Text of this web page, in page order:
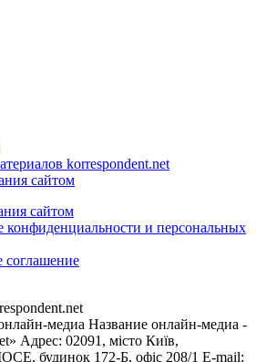
korrespondent.net
сайтом
сайтом
конфиденциальности и персональных
соглашение
медиа Название онлайн-медиа -
Адрес: 02091, місто Київ,
будинок 172-Б, офіс 208/1 E-mail: